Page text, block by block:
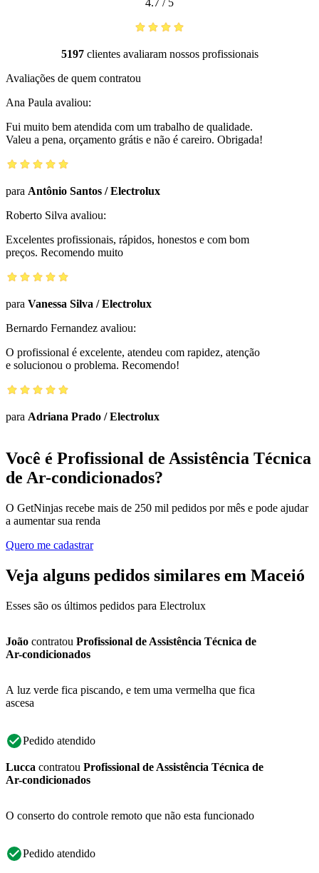
4.7 / 5
5197clientes avaliaram nossos profissionais
Avaliações de quem contratou
Ana Paula avaliou:
Fui muito bem atendida com um trabalho de qualidade.
Valeu a pena, orçamento grátis e não é careiro. Obrigada!
para Antônio Santos /Electrolux
Roberto Silva avaliou:
Excelentes profissionais, rápidos, honestos e com bom
preços. Recomendo muito
para Vanessa Silva /Electrolux
Bernardo Fernandez avaliou:
O profissional é excelente, atendeu com rapidez, atenção
e solucionou o problema. Recomendo!
para Adriana Prado /Electrolux
Você é Profissional de Assistência Técnica
de Ar-condicionados?
O GetNinjas recebe mais de 250 mil pedidos por mês e pode ajudar
a aumentar sua renda
Quero me cadastrar
Veja alguns pedidos similares em Maceió
Esses são os últimos pedidos para Electrolux
João contratou Profissional de Assistência Técnica de
Ar-condicionados
A luz verde fica piscando, e tem uma vermelha que fica
ascesa
Pedido atendido
Lucca contratou Profissional de Assistência Técnica de
Ar-condicionados
O conserto do controle remoto que não esta funcionado
Pedido atendido